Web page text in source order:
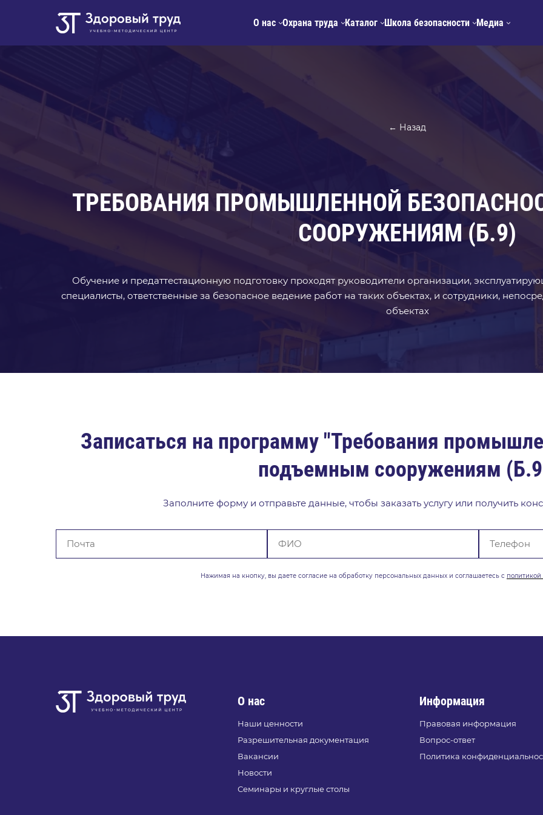
О нас Охрана труда Каталог Школа безопасности Медиа
← Назад
ТРЕБОВАНИЯ ПРОМЫШЛЕННОЙ
СООРУЖЕНИЯМ (Б.9)
Обучение и предаттестационную подготовку проходят руководители организации,
специалисты, ответственные за безопасное ведение работ на таких объектах, и сотрудники,
объектах
Записаться на программу "Требования
подъемным сооружениям
Заполните форму и отправьте данные, чтобы заказать услугу или получить
Нажимая на кнопку, вы даете согласие на обработку персональных данных и соглашаетесь с политикой
О нас
Наши ценности
Разрешительная документация
Вакансии
Новости
Семинары и круглые столы
Информация
Правовая информация
Вопрос-ответ
Политика